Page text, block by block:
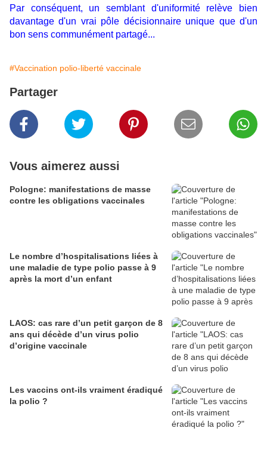
Par conséquent, un semblant d'uniformité relève bien
davantage d'un vrai pôle décisionnaire unique que d'un
bon sens communément partagé...
#Vaccination polio-liberté vaccinale
Partager
Vous aimerez aussi
Pologne: manifestations de masse
contre les obligations vaccinales
Le nombre d’hospitalisations liées à
une maladie de type polio passe à 9
après la mort d’un enfant
LAOS: cas rare d’un petit garçon de 8
ans qui décède d’un virus polio
d’origine vaccinale
Les vaccins ont-ils vraiment éradiqué
la polio ?